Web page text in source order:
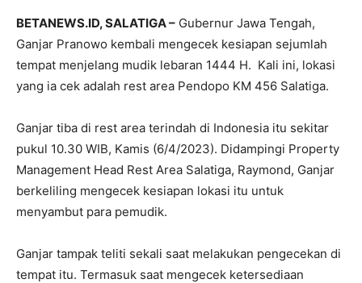
BETANEWS.ID, SALATIGA – Gubernur Jawa Tengah,
Ganjar Pranowo kembali mengecek kesiapan sejumlah
tempat menjelang mudik lebaran 1444 H. Kali ini, lokasi
yang ia cek adalah rest area Pendopo KM 456 Salatiga.
Ganjar tiba di rest area terindah di Indonesia itu sekitar
pukul 10.30 WIB, Kamis (6/4/2023). Didampingi Property
Management Head Rest Area Salatiga, Raymond, Ganjar
berkeliling mengecek kesiapan lokasi itu untuk
menyambut para pemudik.
Ganjar tampak teliti sekali saat melakukan pengecekan di
tempat itu. Termasuk saat mengecek ketersediaan